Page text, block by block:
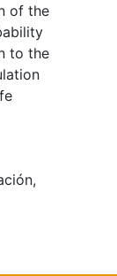
of the
to the
,